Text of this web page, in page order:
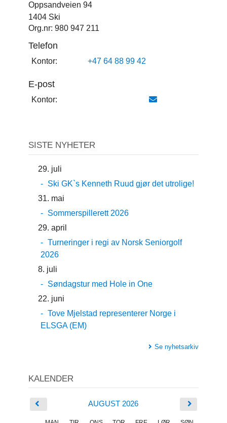
Oppsandveien 94
1404 Ski
Org.nr: 980 947 211
Telefon
Kontor: +47 64 88 99 42
E-post
Kontor:
SISTE NYHETER
29. juli
Ski GK`s Kenneth Ruud gjør det utrolige!
31. mai
Sommerspillerett 2026
29. april
Turneringer i regi av Norsk Seniorgolf
2026
8. juli
Søndagstur med Hole in One
22. juni
Tove Mjelstad representerer Norge i
ELSGA (EM)
Se nyhetsarkiv
KALENDER
AUGUST 2026